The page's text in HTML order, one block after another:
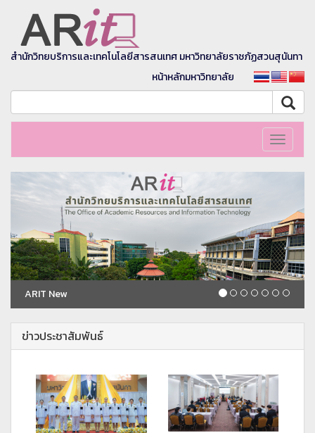
สำนักวิทยบริการและเทคโนโลยีสารสนเทศ มหาวิทยาลัยราชภัฏสวนสุนันทา
หน้าหลักมหาวิทยาลัย
Toggle
ARIT New
ข่าวประชาสัมพันธ์